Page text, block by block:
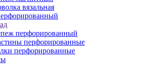
вязальная
перфорированный
перфорированные
перфорированные